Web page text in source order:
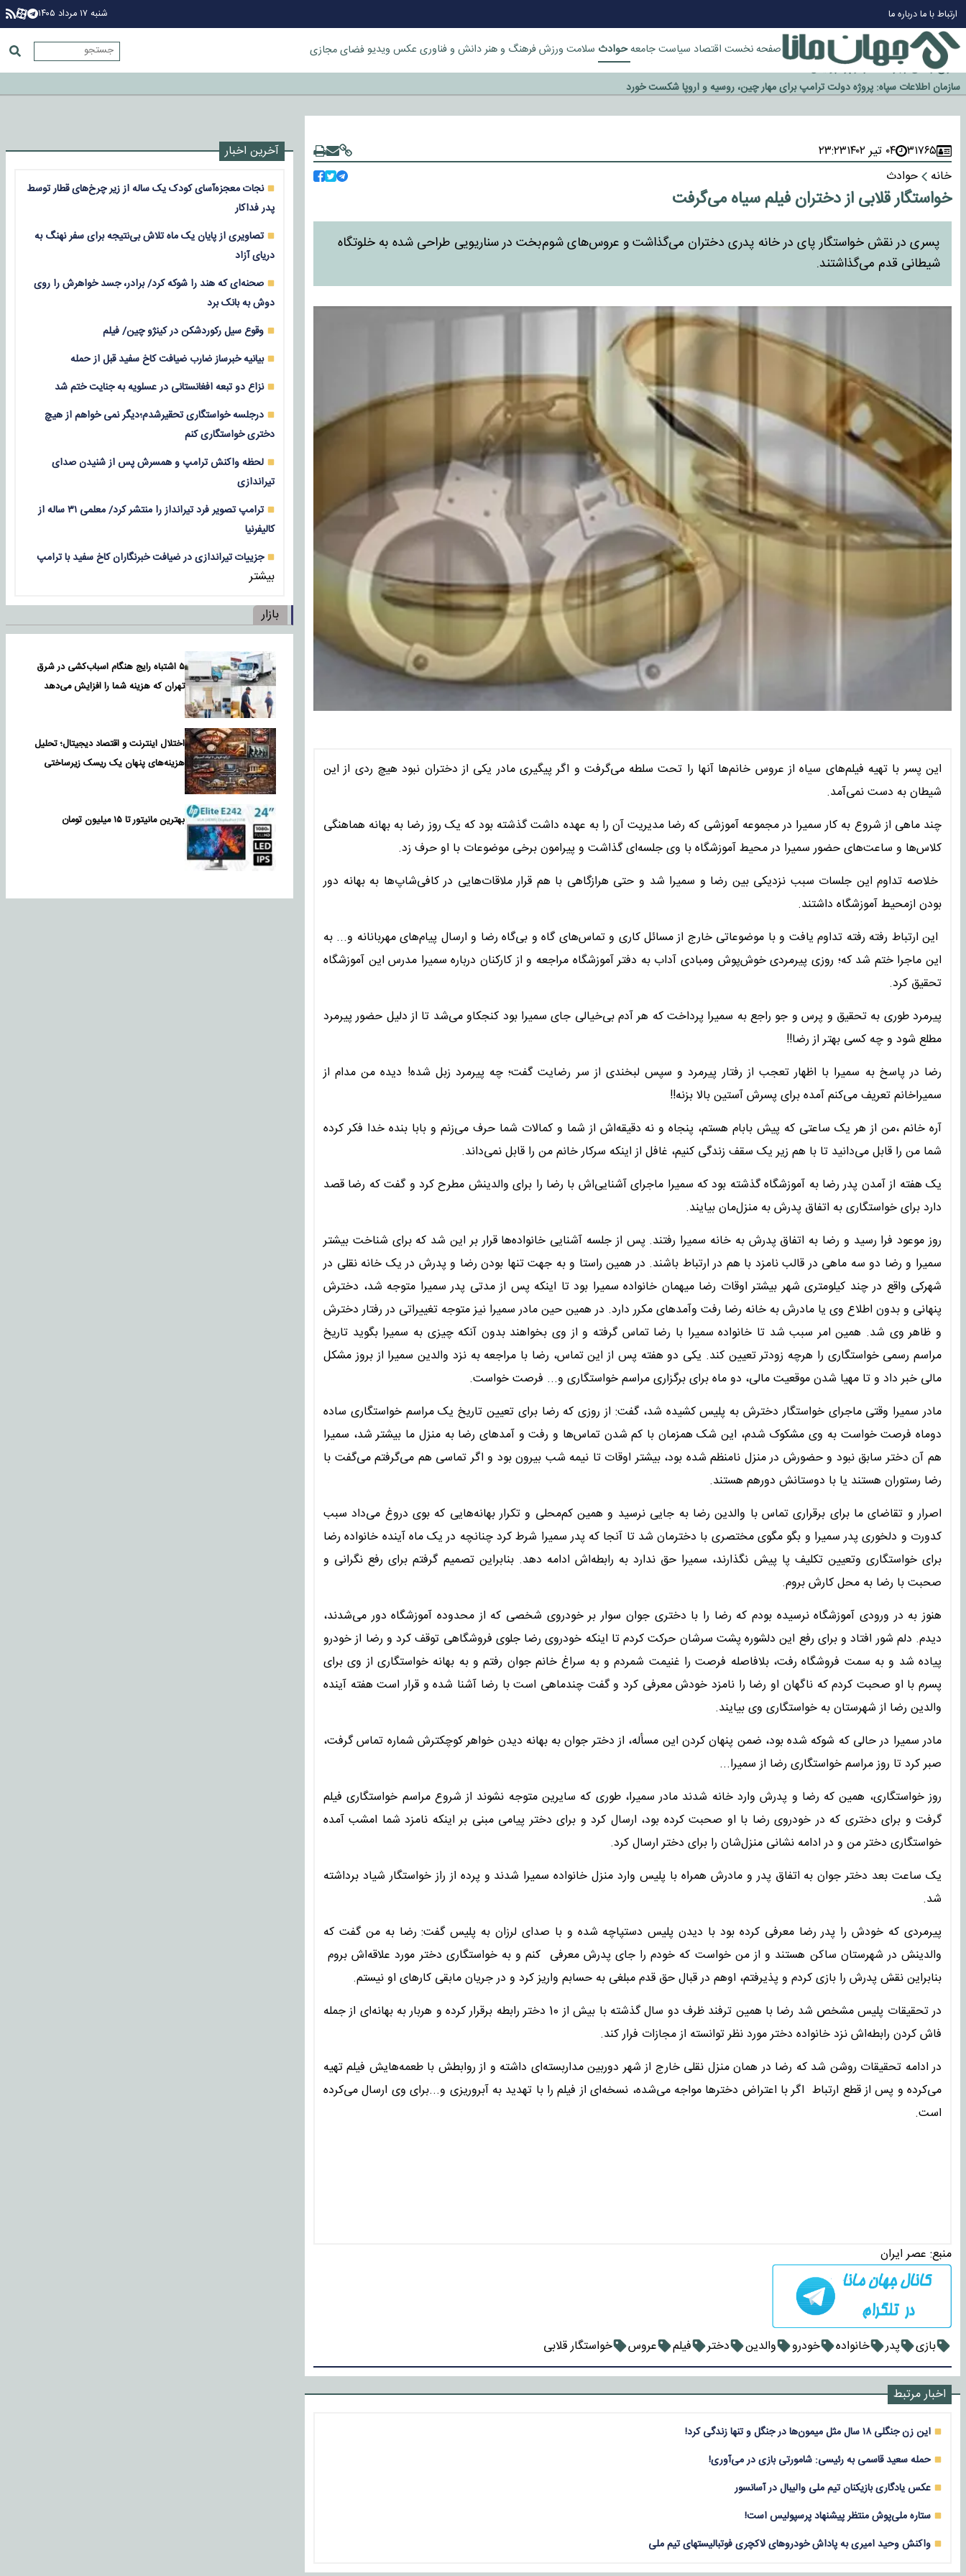
ارتباط با مادرباره ما شنبه ۱۷ مرداد ۱۴۰۵
صفحه نخست اقتصاد سیاستجامعهحوادث سلامت ورزشفرهنگ و هنردانش و فناوری عکس ویدیوفضای مجازی
چرا طلا دوباره افزایشی شد؟
گزینه جدایی اوسمار روی میز مدیران پرسپولیس
آیا رئیس جمهور آمریکا قانون را دور می‌زند؟
اخراج رسمی چهره نامدار از پرسپولیس
سازمان اطلاعات سپاه: پروژه دولت ترامپ برای مهار چین، روسیه و اروپا شکست خورد
۳۱۷۶۵ ۰۴ تیر ۱۴۰۲
۲۳:۲۳
خانه
حوادث
خواستگار قلابی از دختران فیلم سیاه می‌گرفت
پسری در نقش خواستگار پای در خانه پدری دختران می‌گذاشت و عروس‌های شوم‌بخت در سناریویی طراحی شده به خلوتگاه
شیطانی قدم می‌گذاشتند.
این پسر با تهیه فیلم‌های سیاه از عروس خانم‌ها آنها را تحت سلطه می‌گرفت و اگر پیگیری مادر یکی از دختران نبود هیچ ردی از این
شیطان به دست نمی‌آمد.
چند ماهی از شروع به کار سمیرا در مجموعه آموزشی که رضا مدیریت آن را به عهده داشت گذشته بود که یک روز رضا به بهانه هماهنگی
کلاس‌ها و ساعت‌های حضور سمیرا در محیط آموزشگاه با وی جلسه‌ای گذاشت و پیرامون برخی موضوعات با او حرف زد.
خلاصه تداوم این جلسات سبب نزدیکی بین رضا و سمیرا شد و حتی هرازگاهی با هم قرار ملاقات‌هایی در کافی‌شاپ‌ها به بهانه دور
بودن ازمحیط آموزشگاه داشتند.
این ارتباط رفته رفته تداوم یافت و با موضوعاتی خارج از مسائل کاری و تماس‌های گاه و بی‌گاه رضا و ارسال پیام‌های مهربانانه و... به
این ماجرا ختم شد که؛ روزی پیرمردی خوش‌پوش ومبادی آداب به دفتر آموزشگاه مراجعه و از کارکنان درباره سمیرا مدرس این آموزشگاه
تحقیق کرد.
پیرمرد طوری به تحقیق و پرس و جو راجع به سمیرا پرداخت که هر آدم بی‌خیالی جای سمیرا بود کنجکاو می‌شد تا از دلیل حضور پیرمرد
مطلع شود و چه کسی بهتر از رضا!!
رضا در پاسخ به سمیرا با اظهار تعجب از رفتار پیرمرد و سپس لبخندی از سر رضایت گفت؛ چه پیرمرد زبل شده! دیده من مدام از
سمیراخانم تعریف می‌کنم آمده برای پسرش آستین بالا بزنه!!
آره خانم ،‌من از هر یک ساعتی که پیش بابام هستم، پنجاه و نه دقیقه‌اش از شما و کمالات شما حرف می‌زنم و بابا بنده خدا فکر کرده
شما من را قابل می‌دانید تا با هم زیر یک سقف زندگی کنیم، غافل از اینکه سرکار خانم من را قابل نمی‌داند.
یک هفته از آمدن پدر رضا به آموزشگاه گذشته بود که سمیرا ماجرای آشنایی‌اش با رضا را برای والدینش مطرح کرد و گفت که رضا قصد
دارد برای خواستگاری به اتفاق پدرش به منزل‌مان بیایند.
روز موعود فرا رسید و رضا به اتفاق پدرش به خانه سمیرا رفتند. پس از جلسه آشنایی خانواده‌ها قرار بر این شد که برای شناخت بیشتر
سمیرا و رضا دو سه ماهی در قالب نامزد با هم در ارتباط باشند. در همین راستا و به جهت تنها بودن رضا و پدرش در یک خانه نقلی در
شهرکی واقع در چند کیلومتری شهر بیشتر اوقات رضا میهمان خانواده سمیرا بود تا اینکه پس از مدتی پدر سمیرا متوجه شد، دخترش
پنهانی و بدون اطلاع وی یا مادرش به خانه رضا رفت وآمدهای مکرر دارد. در همین حین مادر سمیرا نیز متوجه تغییراتی در رفتار دخترش
و ظاهر وی شد. همین امر سبب شد تا خانواده سمیرا با رضا تماس گرفته و از وی بخواهند بدون آنکه چیزی به سمیرا بگوید تاریخ
مراسم رسمی خواستگاری را هرچه زودتر تعیین کند. یکی دو هفته پس از این تماس، رضا با مراجعه به نزد والدین سمیرا از بروز مشکل
مالی خبر داد و تا مهیا شدن موقعیت مالی، دو ماه برای برگزاری مراسم خواستگاری و... فرصت خواست.
مادر سمیرا وقتی ماجرای خواستگار دخترش به پلیس کشیده شد، گفت: از روزی که رضا برای تعیین تاریخ یک مراسم خواستگاری ساده
دوماه فرصت خواست به وی مشکوک شدم، این شک همزمان با کم شدن تماس‌ها و رفت و آمدهای رضا به منزل ما بیشتر شد، سمیرا
هم آن دختر سابق نبود و حضورش در منزل نامنظم شده بود، بیشتر اوقات تا نیمه شب بیرون بود و اگر تماسی هم می‌گرفتم می‌گفت با
رضا رستوران هستند یا با دوستانش دورهم هستند.
اصرار و تقاضای ما برای برقراری تماس با والدین رضا به جایی نرسید و همین کم‌محلی و تکرار بهانه‌هایی که بوی دروغ می‌داد سبب
کدورت و دلخوری پدر سمیرا و بگو مگوی مختصری با دخترمان شد تا آنجا که پدر سمیرا شرط کرد چنانچه در یک ماه آینده خانواده رضا
برای خواستگاری وتعیین تکلیف پا پیش نگذارند، سمیرا حق ندارد به رابطه‌اش ادامه دهد. بنابراین تصمیم گرفتم برای رفع نگرانی و
صحبت با رضا به محل کارش بروم.
هنوز به در ورودی آموزشگاه نرسیده بودم که رضا را با دختری جوان سوار بر خودروی شخصی که از محدوده آموزشگاه دور می‌شدند،
دیدم. دلم شور افتاد و برای رفع این دلشوره پشت سرشان حرکت کردم تا اینکه خودروی رضا جلوی فروشگاهی توقف کرد و رضا از خودرو
پیاده شد و به سمت فروشگاه رفت، بلافاصله فرصت را غنیمت شمردم و به سراغ خانم جوان رفتم و به بهانه خواستگاری از وی برای
پسرم با او صحبت کردم که ناگهان او رضا را نامزد خودش معرفی کرد و گفت چندماهی است با رضا آشنا شده و قرار است هفته آینده
والدین رضا از شهرستان به خواستگاری وی بیایند.
مادر سمیرا در حالی که شوکه شده بود، ضمن پنهان کردن این مسأله، از دختر جوان به بهانه دیدن خواهر کوچکترش شماره تماس گرفت،
صبر کرد تا روز مراسم خواستگاری رضا از سمیرا...
روز خواستگاری، همین که رضا و پدرش وارد خانه شدند مادر سمیرا، طوری که سایرین متوجه نشوند از شروع مراسم خواستگاری فیلم
گرفت و برای دختری که در خودروی رضا با او صحبت کرده بود، ارسال کرد و برای دختر پیامی مبنی بر اینکه نامزد شما امشب آمده
خواستگاری دختر من و در ادامه نشانی منزل‌شان را برای دختر ارسال کرد.
یک ساعت بعد دختر جوان به اتفاق پدر و مادرش همراه با پلیس وارد منزل خانواده سمیرا شدند و پرده از راز خواستگار شیاد برداشته
شد.
پیرمردی که خودش را پدر رضا معرفی کرده بود با دیدن پلیس دستپاچه شده و با صدای لرزان به پلیس گفت: رضا به من گفت که
والدینش در شهرستان ساکن هستند و از من خواست که خودم را جای پدرش معرفی کنم و به خواستگاری دختر مورد علاقه‌اش بروم
بنابراین نقش پدرش را بازی کردم و پذیرفتم، اوهم در قبال حق قدم مبلغی به حسابم واریز کرد و در جریان مابقی کارهای او نیستم.
در تحقیقات پلیس مشخص شد رضا با همین ترفند ظرف دو سال گذشته با بیش از 10 دختر رابطه برقرار کرده و هربار به بهانه‌ای از جمله
فاش کردن رابطه‌اش نزد خانواده دختر مورد نظر توانسته از مجازات فرار کند.
در ادامه تحقیقات روشن شد که رضا در همان منزل نقلی خارج از شهر دوربین مداربسته‌ای داشته و از روابطش با طعمه‌هایش فیلم تهیه
می‌کرده و پس از قطع ارتباط اگر با اعتراض دختر‌ها مواجه می‌شده، نسخه‌ای از فیلم را با تهدید به آبروریزی و...برای وی ارسال می‌کرده
است.
منبع: عصر ایران
بازی پدر خانواده خودرو والدین دختر فیلم عروس خواستگار قلابی
اخبار مرتبط
این زن جنگلی ۱۸ سال مثل میمون‌ها در جنگل و تنها زندگی کرد!
حمله سعید قاسمی به رئیسی: شامورتی بازی در می‌آوری!
عکس یادگاری بازیکنان تیم ملی والیبال در آسانسور
ستاره ملی‌پوش منتظر پیشنهاد پرسپولیس است!
واکنش وحید امیری به پاداش خودرو‌های لاکچری فوتبالیستهای تیم ملی
آخرین اخبار
نجات معجزه‌آسای کودک یک ساله از زیر چرخ‌های قطار توسط
پدر فداکار
تصاویری از پایان یک ماه تلاش بی‌نتیجه برای سفر نهنگ به
دریای آزاد
صحنه‌ای که هند را شوکه کرد/ برادر، جسد خواهرش را روی
دوش به بانک برد
وقوع سیل رکوردشکن در کینژو چین/ فیلم
بیانیه خبرساز ضارب ضیافت کاخ سفید قبل از حمله
نزاع دو تبعه افغانستانی در عسلویه به جنایت ختم شد
درجلسه خواستگاری تحقیرشدم؛دیگر نمی خواهم از هیچ
دختری خواستگاری کنم
لحظه واکنش ترامپ و همسرش پس از شنیدن صدای
تیراندازی
ترامپ تصویر فرد تیرانداز را منتشر کرد/ معلمی ۳۱ ساله از
کالیفرنیا
جزییات تیراندازی در ضیافت خبرنگاران کاخ سفید با ترامپ
بیشتر
بازار
۵ اشتباه رایج هنگام اسباب‌کشی در شرق
تهران که هزینه شما را افزایش می‌دهد
اختلال اینترنت و اقتصاد دیجیتال؛ تحلیل
هزینه‌های پنهان یک ریسک زیرساختی
بهترین مانیتور تا ۱۵ میلیون تومان